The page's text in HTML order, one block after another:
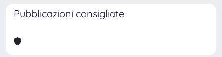
Pubblicazioni consigliate